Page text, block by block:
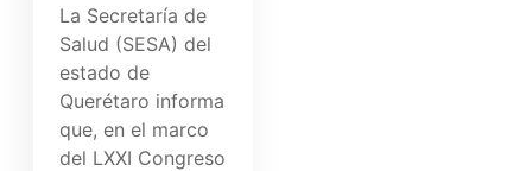
La Secretaría de
Salud (SESA) del
estado de
Querétaro informa
que, en el marco
del LXXI Congreso